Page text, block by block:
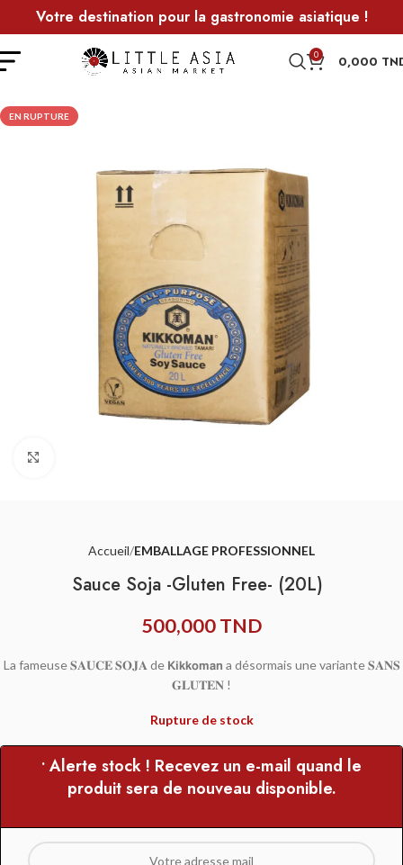
Votre destination pour la gastronomie asiatique !
0 0,000
EN RUPTURE
Accueil EMBALLAGE PROFESSIONNEL
Sauce Soja -Gluten Free- (20L)
500,000TND
La fameuse 𝐒𝐀𝐔𝐂𝐄 𝐒𝐎𝐉𝐀 de 𝗞𝗶𝗸𝗸𝗼𝗺𝗮𝗻 a désormais une variante 𝐒𝐀𝐍𝐒
𝐆𝐋𝐔𝐓𝐄𝐍 !
Rupture de stock
• Alerte stock ! Recevez un e-mail quand le
produit sera de nouveau disponible.